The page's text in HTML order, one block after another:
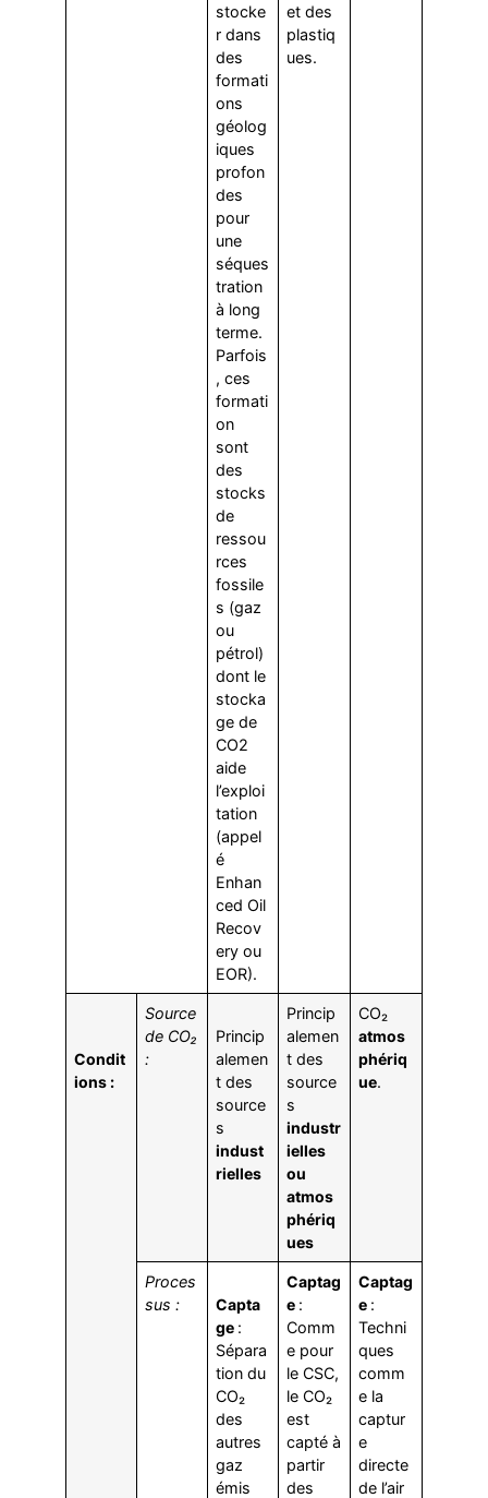
stocke
r dans
des
formati
ons
géolog
iques
profon
des
pour
une
séques
tration
à long
terme.
Parfois
, ces
formati
on
sont
des
stocks
de
ressou
rces
fossile
s (gaz
ou
pétrol)
dont le
stocka
ge de
CO2
aide
l’exploi
tation
(appel
é
Enhan
ced Oil
Recov
ery ou
EOR).
et des
plastiq
ues.
Condit
ions :
Source
de CO₂
:
Princip
alemen
t des
source
s
indust
rielles
Princip
alemen
t des
source
s
industr
ielles
ou
atmos
phériq
ues
CO₂
atmos
phériq
ue.
Proces
sus :
Capta
ge :
Sépara
tion du
CO₂
des
autres
gaz
émis
Captag
e :
Comm
e pour
le CSC,
le CO₂
est
capté à
partir
des
Captag
e :
Techni
ques
comm
e la
captur
e
directe
de l’air